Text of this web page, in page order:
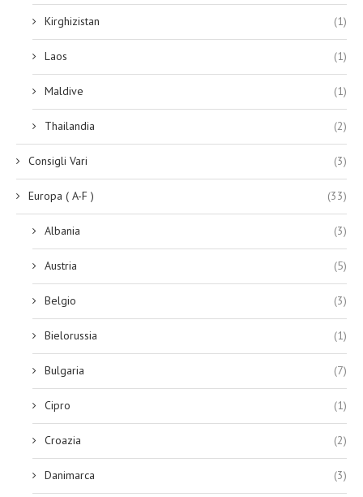
Kirghizistan (1)
Laos (1)
Maldive (1)
Thailandia (2)
Consigli Vari (3)
Europa ( A-F ) (33)
Albania (3)
Austria (5)
Belgio (3)
Bielorussia (1)
Bulgaria (7)
Cipro (1)
Croazia (2)
Danimarca (3)